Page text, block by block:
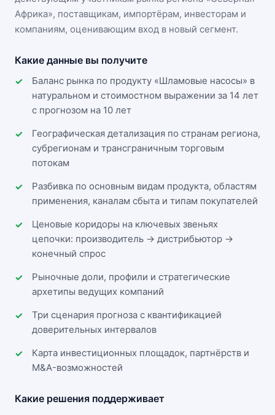
Африка», поставщикам, импортёрам, инвесторам и
компаниям, оценивающим вход в новый сегмент.
Какие данные вы получите
Баланс рынка по продукту «Шламовые насосы» в
натуральном и стоимостном выражении за 14 лет
с прогнозом на 10 лет
Географическая детализация по странам региона,
субрегионам и трансграничным торговым
потокам
Разбивка по основным видам продукта, областям
применения, каналам сбыта и типам покупателей
Ценовые коридоры на ключевых звеньях
цепочки: производитель → дистрибьютор →
конечный спрос
Рыночные доли, профили и стратегические
архетипы ведущих компаний
Три сценария прогноза с квантификацией
доверительных интервалов
Карта инвестиционных площадок, партнёрств и
M&A-возможностей
Какие решения поддерживает